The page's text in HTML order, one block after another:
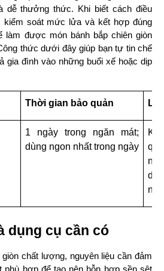
dễ thưởng thức. Khi biết cách điều
kiểm soát mức lửa và kết hợp đúng
làm được món bánh bắp chiên giòn
thức dưới đây giúp bạn tự tin chế
gia đình vào những buổi xế hoặc dịp
Thời gian bảo quản
1 ngày trong ngăn mát;
dùng ngon nhất trong ngày
dễ
dụng cụ cần có
chất lượng, nguyên liệu cần đảm